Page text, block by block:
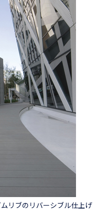
リブのリバーシブル仕上げ